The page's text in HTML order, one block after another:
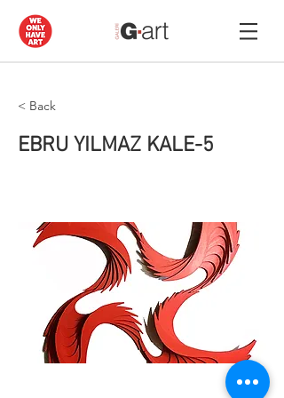
< Back
EBRU YILMAZ KALE-5